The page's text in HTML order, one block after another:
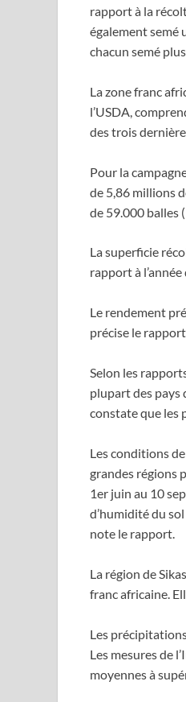
rapport à la
également semé
chacun semé
La zone franc
l’USDA,
des trois
Pour la
de 5,86 millions
de 59.000 balles
La superficie
rapport à
Le rendement
précise le
Selon les
plupart des pays
constate que les
Les conditions
grandes régions
1er juin au 10
d’humidité du
note le rapport.
La région de
franc africaine.
Les
Les mesures de
moyennes à